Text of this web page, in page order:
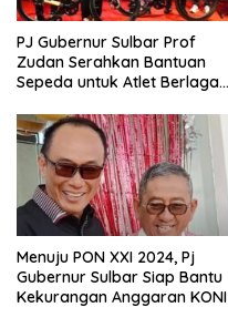
PJ Gubernur Sulbar Prof
Zudan Serahkan Bantuan
Sepeda untuk Atlet Berlaga
Menuju PON XXI 2024, Pj
Gubernur Sulbar Siap Bantu
Kekurangan Anggaran KONI